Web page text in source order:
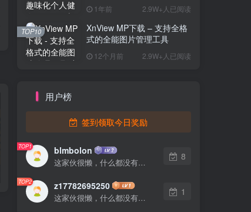
1年前 2.9W+人已阅读
XnView MP下载 – 支持全格
式的全能图片管理工具
12个月前 2.9W+人已阅读
TOP10
用户榜
签到领取今日奖励
TOP1 blmbolon
这家伙很懒，什么都没有写...
8
TOP2 z17782695250
这家伙很懒，什么都没有写...
1